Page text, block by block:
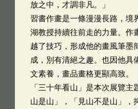
放之中，才調非凡。」
習書作畫是一條漫漫長路，境
湖教授持續往前走的力量。作
越了技巧，形成他的畫風筆墨
成，別有清絕之趣。也因他具
文素養，畫品畫格更顯高致。
「三十年看山」是本次展覽主
山是山」，「見山不是山」，